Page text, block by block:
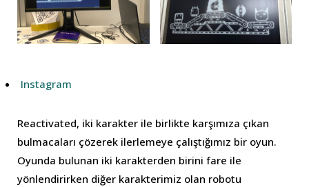
Instagram
Reactivated, iki karakter ile birlikte karşımıza çıkan
bulmacaları çözerek ilerlemeye çalıştığımız bir oyun.
Oyunda bulunan iki karakterden birini fare ile
yönlendirirken diğer karakterimiz olan robotu